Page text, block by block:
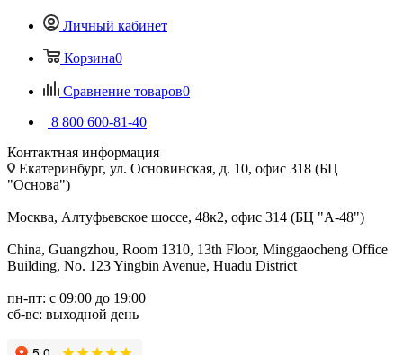
Личный кабинет
Корзина0
Сравнение товаров0
8 800 600-81-40
Контактная информация
Екатеринбург, ул. Основинская, д. 10, офис 318 (БЦ
"Основа")
Москва, Алтуфьевское шоссе, 48к2, офис 314 (БЦ "А-48")
China, Guangzhou, Room 1310, 13th Floor, Minggaocheng Office
Building, No. 123 Yingbin Avenue, Huadu District
пн-пт: с 09:00 до 19:00
сб-вс: выходной день